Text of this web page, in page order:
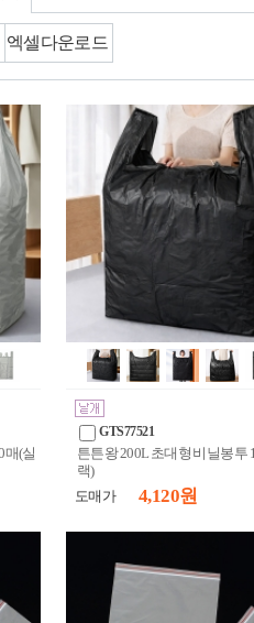
엑셀다운로드
매(실
GTS77521
튼튼왕 200L 초대형 비닐봉투
랙)
도매가
4,120 원